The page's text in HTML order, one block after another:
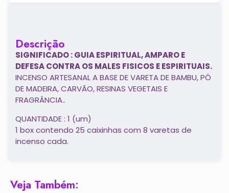
Descrição
SIGNIFICADO : GUIA ESPIRITUAL, AMPARO E
DEFESA CONTRA OS MALES FISICOS E ESPIRITUAIS.
INCENSO ARTESANAL A BASE DE VARETA DE BAMBU, PÓ
DE MADEIRA, CARVÃO, RESINAS VEGETAIS E
FRAGRÂNCIA..
QUANTIDADE : 1 (um)
1 box contendo 25 caixinhas com 8 varetas de
incenso cada.
Veja Também: